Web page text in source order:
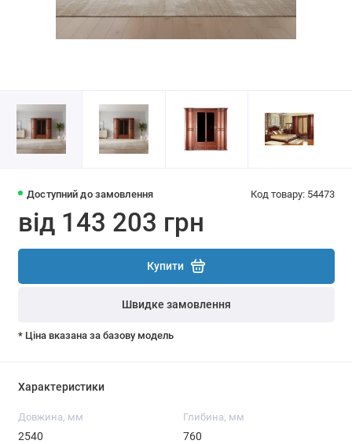
Доступний до замовлення Код товару: 54473
від 143 203 грн
Купити
Швидке замовлення
* Ціна вказана за базову модель
Характеристики
Довжина, мм
2540
Глибина, мм
760